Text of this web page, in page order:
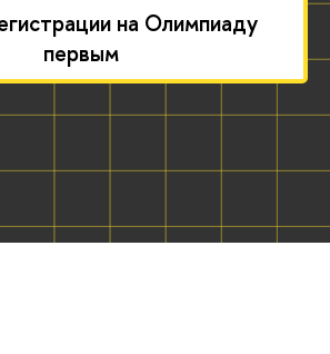
на Олимпиаду
первым